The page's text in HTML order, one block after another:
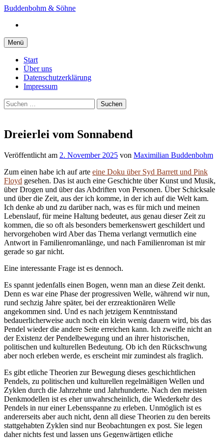
Springe
Inhalt
Buddenbohm & Söhne
Menü
Start
Über uns
Datenschutzerklärung
Impressum
Suchen
nach:
Dreierlei vom Sonnabend
Veröffentlicht am 2. November 2025 von Maximilian Buddenbohm
Zum einen habe ich auf arte eine Doku über Syd Barrett und Pink
Floyd gesehen. Das ist auch eine Geschichte über Kunst und Musik,
über Drogen und über das Abdriften von Personen. Über Schicksale
und über die Zeit, aus der ich komme, in der ich auf die Welt kam.
Ich denke ab und zu darüber nach, was es für mich und meinen
Lebenslauf, für meine Haltung bedeutet, aus genau dieser Zeit zu
kommen, die so oft als besonders bemerkenswert geschildert und
hervorgehoben wird Aber das Thema verlangt vermutlich eine
Antwort in Familienromanlänge, und nach Familienroman ist mir
gerade so gar nicht.
Eine interessante Frage ist es dennoch.
Es spannt jedenfalls einen Bogen, wenn man an diese Zeit denkt.
Denn es war eine Phase der progressiven Welle, während wir nun,
rund sechzig Jahre später, bei der erzreaktionären Welle
angekommen sind. Und es nach jetzigem Kenntnisstand
bedauerlicherweise auch noch ein klein wenig dauern wird, bis das
Pendel wieder die andere Seite erreichen kann. Ich zweifle nicht an
der Existenz der Pendelbewegung und an ihrer historischen,
politischen und kulturellen Bedeutung. Ob ich den Rückschwung
aber noch erleben werde, es erscheint mir zumindest als fraglich.
Es gibt etliche Theorien zur Bewegung dieses geschichtlichen
Pendels, zu politischen und kulturellen regelmäßigen Wellen und
Zyklen durch die Jahrzehnte und Jahrhunderte. Nach den meisten
Denkmodellen ist es eher unwahrscheinlich, die Wiederkehr des
Pendels in nur einer Lebensspanne zu erleben. Unmöglich ist es
andererseits aber auch nicht, denn all diese Theorien zu den bereits
stattgehabten Zyklen sind nur Beobachtungen ex post. Sie legen
daher nichts fest und lassen uns Gegenwärtigen etliche